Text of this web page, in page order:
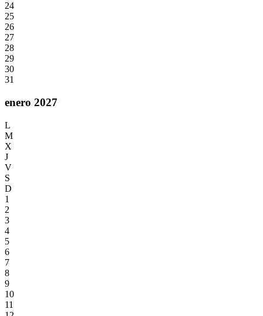
24
25
26
27
28
29
30
31
enero 2027
L
M
X
J
V
S
D
1
2
3
4
5
6
7
8
9
10
11